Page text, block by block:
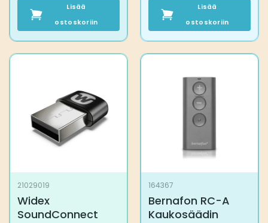
Lisää
ostoskoriin
Lisää
ostoskoriin
21029019
Widex
SoundConnect
164367
Bernafon RC-A
Kaukosäädin